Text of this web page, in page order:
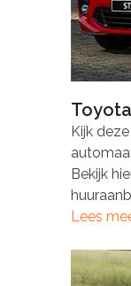
Kijk
Bekijk
Lees